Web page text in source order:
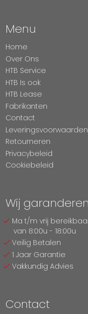
Menu
Home
Over Ons
HTB Service
HTB Is ook
HTB Lease
Fabrikanten
Contact
Leveringsvoorwaarden
Retourneren
Privacybeleid
Cookiebeleid
Wij garanderen
Ma t/m vrij
van 8:00u - 18:00u
Veilig Betalen
1 Jaar Garantie
Vakkundig Advies
Contact